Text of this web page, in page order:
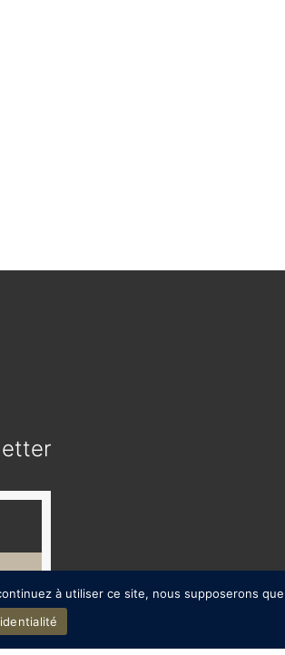
à utiliser ce site, nous supposerons